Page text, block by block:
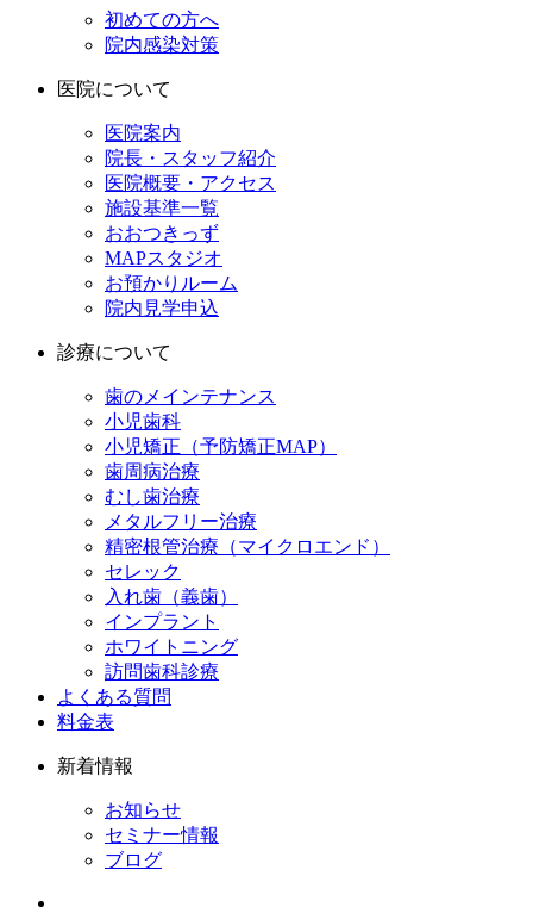
初めての方へ
院内感染対策
医院について
医院案内
院長・スタッフ紹介
医院概要・アクセス
施設基準一覧
おおつきっず
MAPスタジオ
お預かりルーム
院内見学申込
診療について
歯のメインテナンス
小児歯科
小児矯正（予防矯正MAP）
歯周病治療
むし歯治療
メタルフリー治療
精密根管治療（マイクロエンド）
セレック
入れ歯（義歯）
インプラント
ホワイトニング
訪問歯科診療
よくある質問
料金表
新着情報
お知らせ
セミナー情報
ブログ